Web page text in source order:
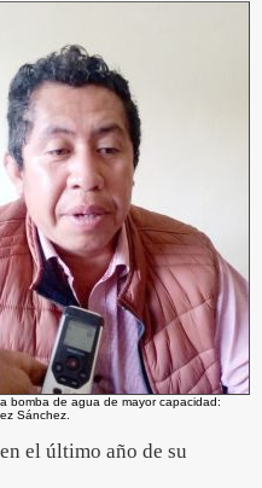
bomba de agua de mayor capacidad:
Sánchez.
el último año de su